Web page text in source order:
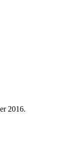
2016.